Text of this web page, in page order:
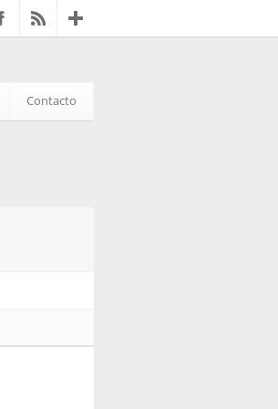
Contacto